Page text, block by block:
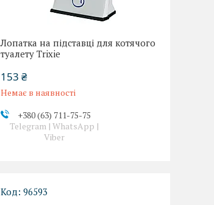
Лопатка на підставці для котячого
туалету Trixie
153 ₴
Немає в наявності
+380 (63) 711-75-75
Telegram | WhatsApp |
Viber
96593